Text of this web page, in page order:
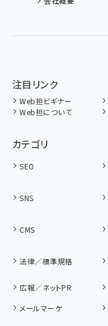
注目リンク
Web担ビギナー
Web担について
カテゴリ
SEO
SNS
CMS
法律／標準規格
広報／ネットPR
メールマーケ